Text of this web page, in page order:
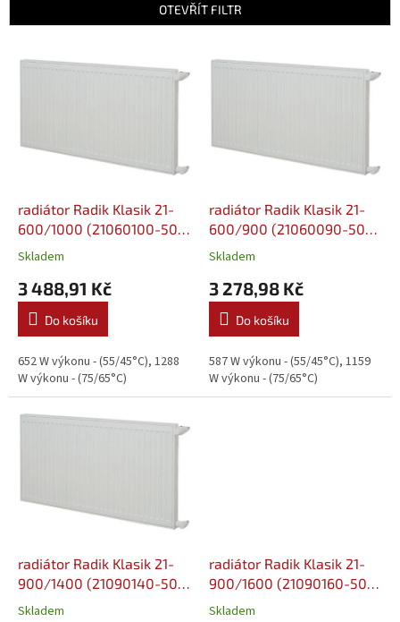
í
OTEVŘÍT FILTR
radiátor Radik Klasik 21-
600/1000 (21060100-50-
0010)
Skladem
3 488,91 Kč
Do košíku
652 W výkonu - (55/45°C), 1288
W výkonu - (75/65°C)
radiátor Radik Klasik 21-
600/900 (21060090-50-
0010)
Skladem
3 278,98 Kč
Do košíku
587 W výkonu - (55/45°C), 1159
W výkonu - (75/65°C)
radiátor Radik Klasik 21-
900/1400 (21090140-50-
0010)
Skladem
radiátor Radik Klasik 21-
900/1600 (21090160-50-
0010)
Skladem